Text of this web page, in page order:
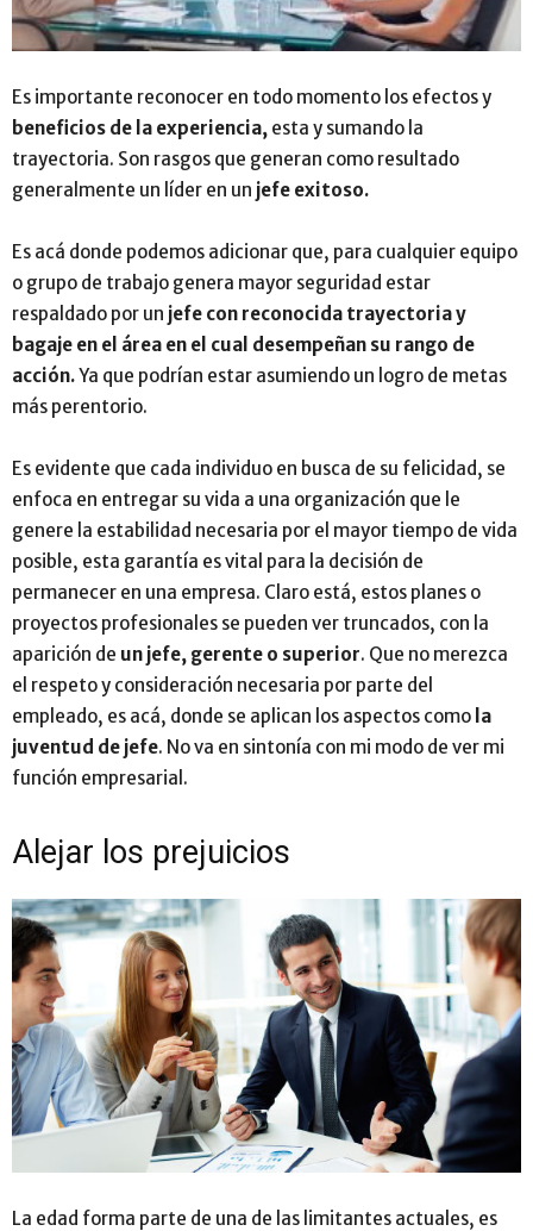
Es importante reconocer en todo momento los efectos y
beneficios de la experiencia, esta y sumando la
trayectoria. Son rasgos que generan como resultado
generalmente un líder en un jefe exitoso.
Es acá donde podemos adicionar que, para cualquier equipo
o grupo de trabajo genera mayor seguridad estar
respaldado por un jefe con reconocida trayectoria y
bagaje en el área en el cual desempeñan su rango de
acción.Ya que podrían estar asumiendo un logro de metas
más perentorio.
Es evidente que cada individuo en busca de su felicidad, se
enfoca en entregar su vida a una organización que le
genere la estabilidad necesaria por el mayor tiempo de vida
posible, esta garantía es vital para la decisión de
permanecer en una empresa. Claro está, estos planes o
proyectos profesionales se pueden ver truncados, con la
aparición de un jefe, gerente o superior. Que no merezca
el respeto y consideración necesaria por parte del
empleado, es acá, donde se aplican los aspectos como la
juventud de jefe. No va en sintonía con mi modo de ver mi
función empresarial.
Alejar los prejuicios
La edad forma parte de una de las limitantes actuales, es